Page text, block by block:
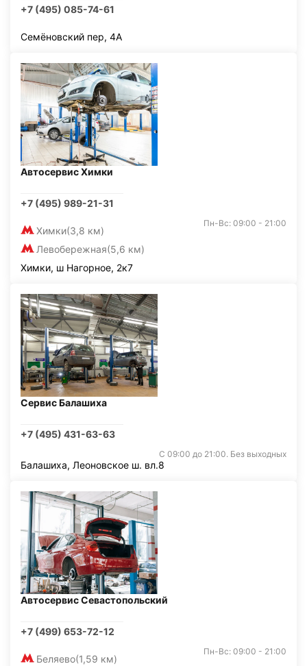
+7 (495) 085-74-61
Семёновский пер, 4А
Автосервис Химки
+7 (495) 989-21-31
Химки(3,8 км)
Левобережная(5,6 км)
Пн-Вс: 09:00 - 21:00
Химки, ш Нагорное, 2к7
Сервис Балашиха
+7 (495) 431-63-63
С 09:00 до 21:00. Без выходных
Балашиха, Леоновское ш. вл.8
Автосервис Севастопольский
+7 (499) 653-72-12
Беляево(1,59 км)
Пн-Вс: 09:00 - 21:00